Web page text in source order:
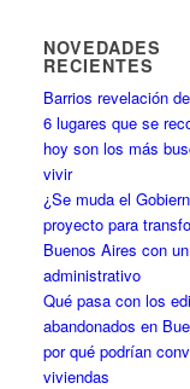
NOVEDADES
RECIENTES
Barrios revelación
6 lugares que se
hoy son los más
vivir
¿Se muda el
proyecto para
Buenos Aires con
administrativo
Qué pasa con los
abandonados en
por qué podrían
viviendas